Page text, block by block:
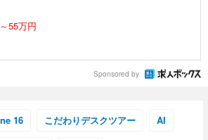
55万円
Sponsored by
16 こだわりデスクツアー AI